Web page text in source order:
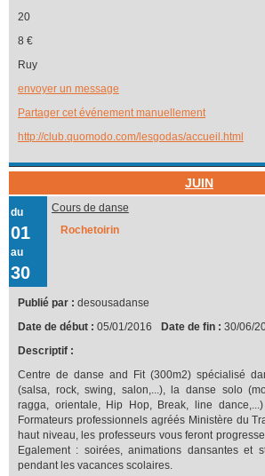
20
8 €
Ruy
envoyer un message
Partager cet événement manuellement
http://club.quomodo.com/lesgodas/accueil.html
JUIN
du
01
au
30
Cours de danse
Rochetoirin
Publié par : desousadanse
Date de début : 05/01/2016 Date de fin : 30/06/
Descriptif :
Centre de danse and Fit (300m2) spécialisé
(salsa, rock, swing, salon,...), la danse solo
ragga, orientale, Hip Hop, Break, line dance,...)
Formateurs professionnels agréés Ministère du
haut niveau, les professeurs vous feront
Egalement : soirées, animations dansantes et
pendant les vacances scolaires.